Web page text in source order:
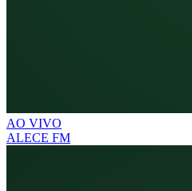
AO VIVO
ALECE FM